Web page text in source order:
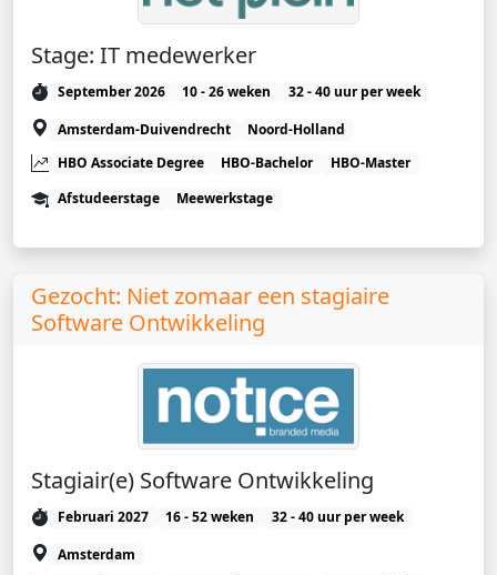
Stage: IT medewerker
September 2026 10 - 26 weken
32 - 40 uur per week
Amsterdam-Duivendrecht
Noord-Holland
HBO Associate Degree
HBO-Bachelor
HBO-Master
Afstudeerstage
Meewerkstage
Gezocht: Niet zomaar een stagiaire
Software Ontwikkeling
Stagiair(e) Software Ontwikkeling
Februari 2027 16 - 52 weken
32 - 40 uur per week
Amsterdam